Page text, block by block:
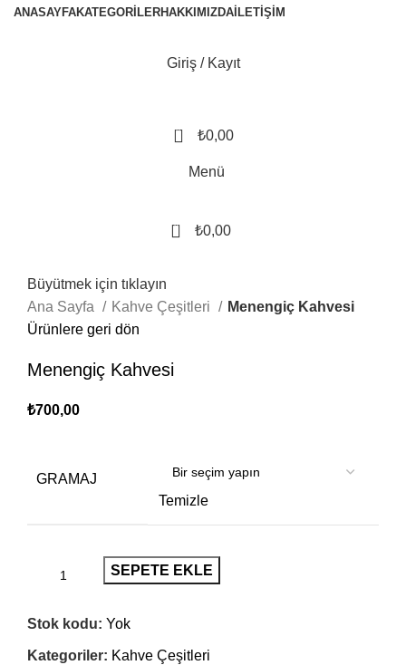
ANASAYFAKATEGORILERHAKKIMIZDA İLETIŞIM
Giriş / Kayıt
0 ₺0,00
Menü
0 ₺0,00
Büyütmek için tıklayın
Ana Sayfa
Kahve Çeşitleri
Menengiç Kahvesi
Ürünlere geri dön
Menengiç Kahvesi
₺700,00
GRAMAJ
Temizle
SEPETE EKLE
Stok kodu: Yok
Kategoriler: Kahve Çeşitleri